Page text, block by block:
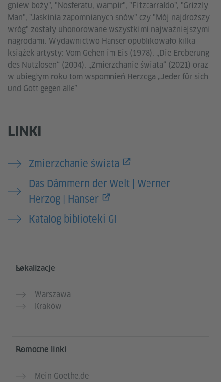
gniew boży", "Nosferatu, wampir", "Fitzcarraldo", "Grizzly
Man", "Jaskinia zapomnianych snów" czy "Mój najdroższy
wróg" zostały uhonorowane wszystkimi najważniejszymi
nagrodami. Wydawnictwo Hanser opublikowało kilka
książek artysty: Vom Gehen im Eis (1978), „Die Eroberung
des Nutzlosen“ (2004), „Zmierzchanie świata“ (2021) oraz
w ubiegłym roku tom wspomnień Herzoga „Jeder für sich
und Gott gegen alle”
LINKI
Zmierzchanie świata
Das Dämmern der Welt | Werner
Herzog | Hanser
Katalog biblioteki GI
Service- und Informationsbereich
Lokalizacje
Warszawa
Kraków
Pomocne linki
Mein Goethe.de